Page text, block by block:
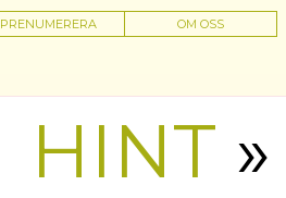
PRENUMERERA OM OSS
HINT »